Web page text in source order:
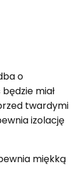
o
miał
twardymi
izolację
miękką